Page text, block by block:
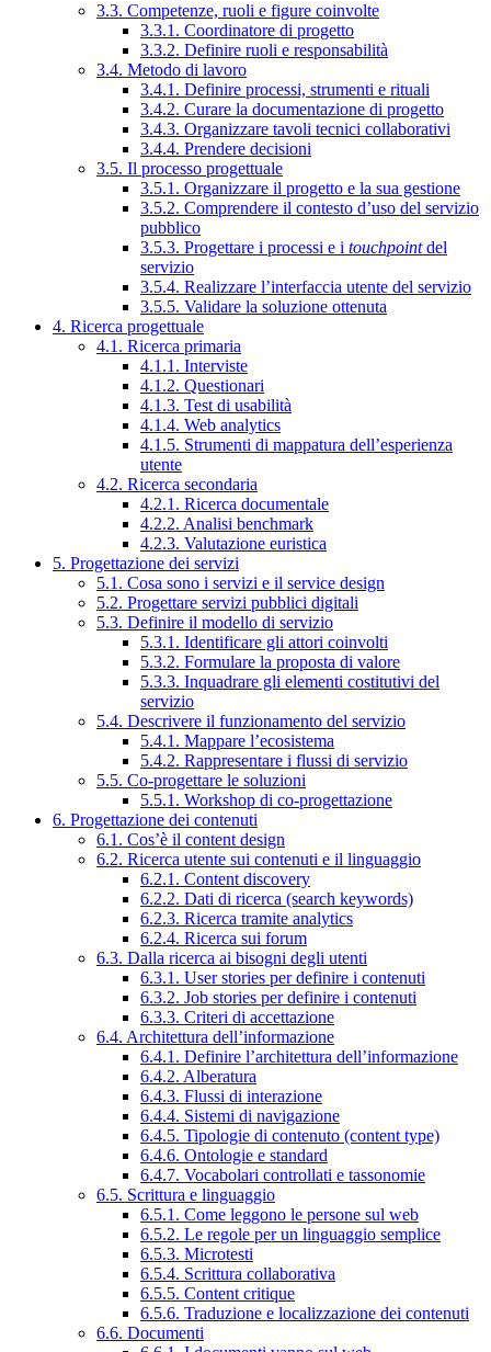
3.3. Competenze, ruoli e figure coinvolte
3.3.1. Coordinatore di progetto
3.3.2. Definire ruoli e responsabilità
3.4. Metodo di lavoro
3.4.1. Definire processi, strumenti e rituali
3.4.2. Curare la documentazione di progetto
3.4.3. Organizzare tavoli tecnici collaborativi
3.4.4. Prendere decisioni
3.5. Il processo progettuale
3.5.1. Organizzare il progetto e la sua gestione
3.5.2. Comprendere il contesto d’uso del servizio
pubblico
3.5.3. Progettare i processi e i touchpointdel
servizio
3.5.4. Realizzare l’interfaccia utente del servizio
3.5.5. Validare la soluzione ottenuta
4. Ricerca progettuale
4.1. Ricerca primaria
4.1.1. Interviste
4.1.2. Questionari
4.1.3. Test di usabilità
4.1.4. Web analytics
4.1.5. Strumenti di mappatura dell’esperienza
utente
4.2. Ricerca secondaria
4.2.1. Ricerca documentale
4.2.2. Analisi benchmark
4.2.3. Valutazione euristica
5. Progettazione dei servizi
5.1. Cosa sono i servizi e il service design
5.2. Progettare servizi pubblici digitali
5.3. Definire il modello di servizio
5.3.1. Identificare gli attori coinvolti
5.3.2. Formulare la proposta di valore
5.3.3. Inquadrare gli elementi costitutivi del
servizio
5.4. Descrivere il funzionamento del servizio
5.4.1. Mappare l’ecosistema
5.4.2. Rappresentare i flussi di servizio
5.5. Co-progettare le soluzioni
5.5.1. Workshop di co-progettazione
6. Progettazione dei contenuti
6.1. Cos’è il content design
6.2. Ricerca utente sui contenuti e il linguaggio
6.2.1. Content discovery
6.2.2. Dati di ricerca (search keywords)
6.2.3. Ricerca tramite analytics
6.2.4. Ricerca sui forum
6.3. Dalla ricerca ai bisogni degli utenti
6.3.1. User stories per definire i contenuti
6.3.2. Job stories per definire i contenuti
6.3.3. Criteri di accettazione
6.4. Architettura dell’informazione
6.4.1. Definire l’architettura dell’informazione
6.4.2. Alberatura
6.4.3. Flussi di interazione
6.4.4. Sistemi di navigazione
6.4.5. Tipologie di contenuto (content type)
6.4.6. Ontologie e standard
6.4.7. Vocabolari controllati e tassonomie
6.5. Scrittura e linguaggio
6.5.1. Come leggono le persone sul web
6.5.2. Le regole per un linguaggio semplice
6.5.3. Microtesti
6.5.4. Scrittura collaborativa
6.5.5. Content critique
6.5.6. Traduzione e localizzazione dei contenuti
6.6. Documenti